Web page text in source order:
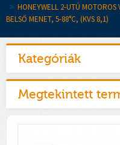
> HONEYWELL 2-UTÚ MOTOROS
BELSŐ MENET, 5-88°C, (KVS 8,1)
Kategóriák
Megtekintett